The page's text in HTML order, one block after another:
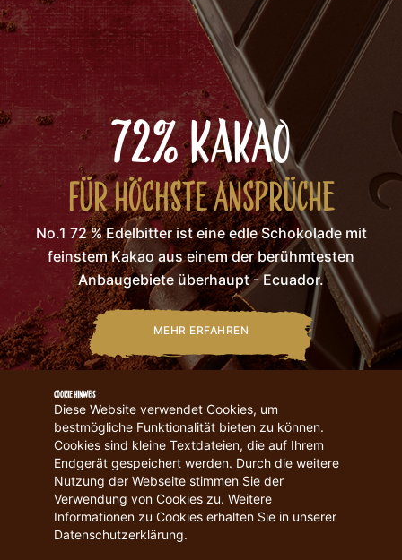
72% KAKAO
FÜR HÖCHSTE ANSPRÜCHE
No.1 72 % Edelbitter ist eine edle Schokolade mit
feinstem Kakao aus einem der berühmtesten
Anbaugebiete überhaupt - Ecuador.
MEHR ERFAHREN
Zum
Anfang
Cookie Hinweis
Diese Website verwendet Cookies, um
bestmögliche Funktionalität bieten zu können.
Cookies sind kleine Textdateien, die auf Ihrem
Endgerät gespeichert werden. Durch die weitere
Nutzung der Webseite stimmen Sie der
Verwendung von Cookies zu. Weitere
Informationen zu Cookies erhalten Sie in unserer
Datenschutzerklärung.